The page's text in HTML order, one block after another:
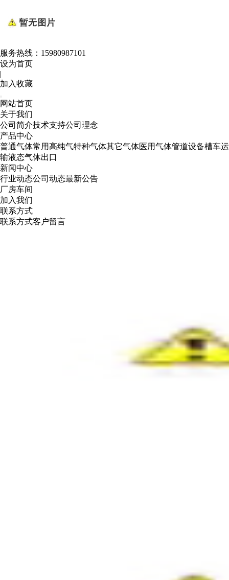
服务热线： 15980987101
设为首页
|
加入收藏
网站首页
关于我们
公司简介技术支持公司理念
产品中心
普通气体常用高纯气特种气体其它气体医用气体管道设备槽车运
输液态气体出口
新闻中心
行业动态公司动态最新公告
厂房车间
加入我们
联系方式
联系方式客户留言